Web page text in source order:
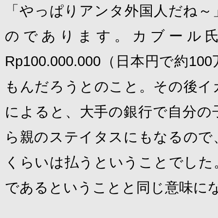
「やっぱりアンタ外国人だね
のであります。カブール
Rp100.000.000（日本円で約
もんだろうとのこと。その後
によると、大手の銀行で自分
ら親のステイタスにもなるの
くらいは払うということでし
であるということと同じ意味に